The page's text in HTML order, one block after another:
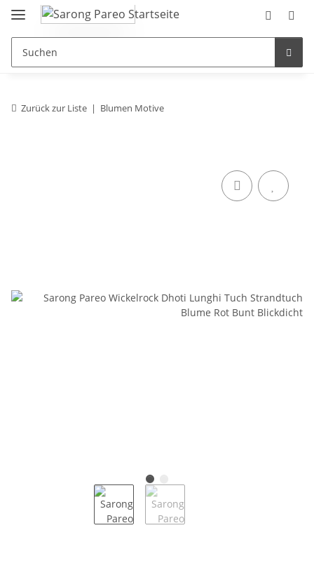
Zurück zur Liste Blumen Motive